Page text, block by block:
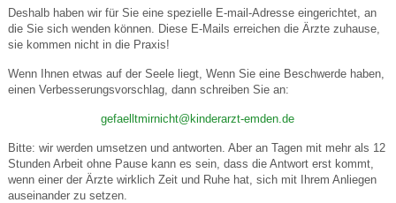
Deshalb haben wir für Sie eine spezielle E-mail-Adresse eingerichtet, an
die Sie sich wenden können. Diese E-Mails erreichen die Ärzte zuhause,
sie kommen nicht in die Praxis!
Wenn Ihnen etwas auf der Seele liegt, Wenn Sie eine Beschwerde haben,
einen Verbesserungsvorschlag, dann schreiben Sie an:
gefaelltmirnicht@kinderarzt-emden.de
Bitte: wir werden umsetzen und antworten. Aber an Tagen mit mehr als 12
Stunden Arbeit ohne Pause kann es sein, dass die Antwort erst kommt,
wenn einer der Ärzte wirklich Zeit und Ruhe hat, sich mit Ihrem Anliegen
auseinander zu setzen.